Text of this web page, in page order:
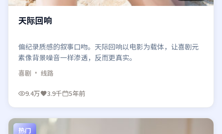
天际回响
偏纪录质感的叙事口吻。天际回响以电影为载体，让喜剧元
素像背景噪音一样渗透，反而更真实。
喜剧 · 线路
9.4万 3.9千 5年前
热门